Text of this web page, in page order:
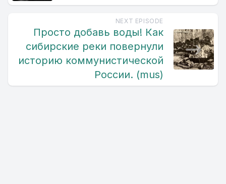
NEXT EPISODE
Просто добавь воды! Как
сибирские реки повернули
историю коммунистической
России. (mus)